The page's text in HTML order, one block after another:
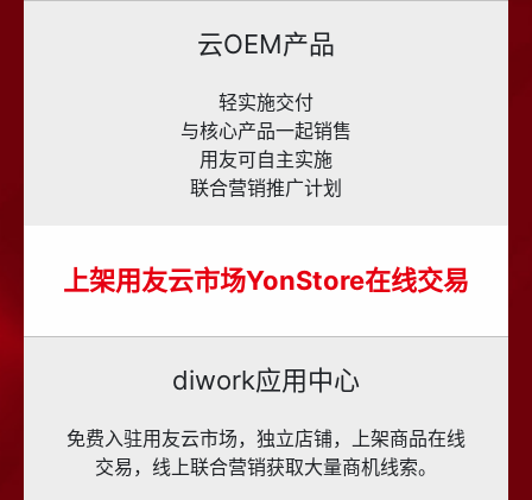
云OEM产品
轻实施交付
与核心产品一起销售
用友可自主实施
联合营销推广计划
上架用友云市场YonStore在线交易
diwork应用中心
免费入驻用友云市场，独立店铺，上架商品在线
交易，线上联合营销获取大量商机线索。